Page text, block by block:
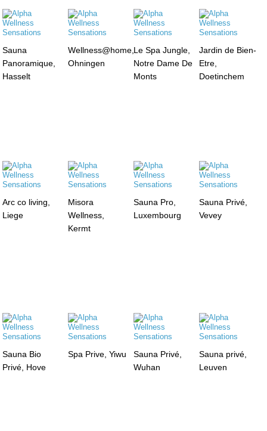
Sauna
Panoramique,
Hasselt
Wellness@home,
Ohningen
Le Spa Jungle,
Notre Dame De
Monts
Jardin de Bien-
Etre,
Doetinchem
Arc co living,
Liege
Misora
Wellness,
Kermt
Sauna Pro,
Luxembourg
Sauna Privé,
Vevey
Sauna Bio
Privé, Hove
Spa Prive, Yiwu
Sauna Privé,
Wuhan
Sauna privé,
Leuven